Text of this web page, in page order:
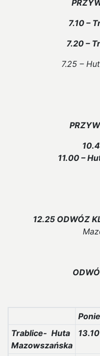
7.10 –
7.20 –
7.25 –
11.00 –
12.25 ODWÓZ
Trablice- Huta
Mazowszańska
13.10